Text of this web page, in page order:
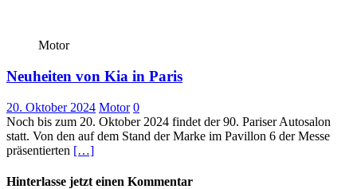
Motor
Neuheiten von Kia in Paris
20. Oktober 2024 Motor 0
Noch bis zum 20. Oktober 2024 findet der 90. Pariser Autosalon
statt. Von den auf dem Stand der Marke im Pavillon 6 der Messe
präsentierten […]
Hinterlasse jetzt einen Kommentar